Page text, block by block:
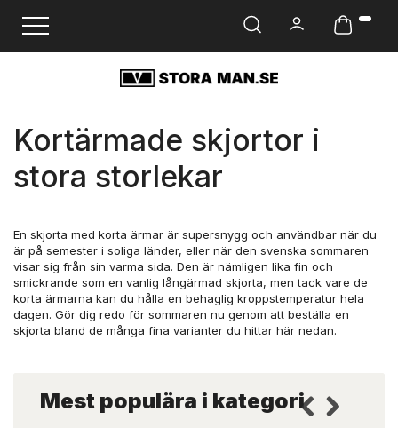
Ändra navigering
Kortärmade skjortor i
stora storlekar
En skjorta med korta ärmar är supersnygg och användbar när du
är på semester i soliga länder, eller när den svenska sommaren
visar sig från sin varma sida. Den är nämligen lika fin och
smickrande som en vanlig långärmad skjorta, men tack vare de
korta ärmarna kan du hålla en behaglig kroppstemperatur hela
dagen. Gör dig redo för sommaren nu genom att beställa en
skjorta bland de många fina varianter du hittar här nedan.
Mest populära i kategori